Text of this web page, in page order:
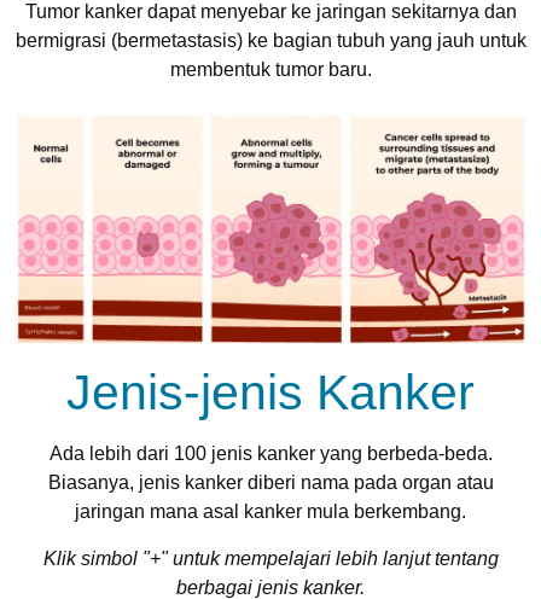
Tumor kanker dapat menyebar ke jaringan sekitarnya dan
bermigrasi (bermetastasis) ke bagian tubuh yang jauh untuk
membentuk tumor baru.
Jenis-jenis Kanker
Ada lebih dari 100 jenis kanker yang berbeda-beda.
Biasanya, jenis kanker diberi nama pada organ atau
jaringan mana asal kanker mula berkembang.
Klik simbol "+" untuk mempelajari lebih lanjut tentang
berbagai jenis kanker.